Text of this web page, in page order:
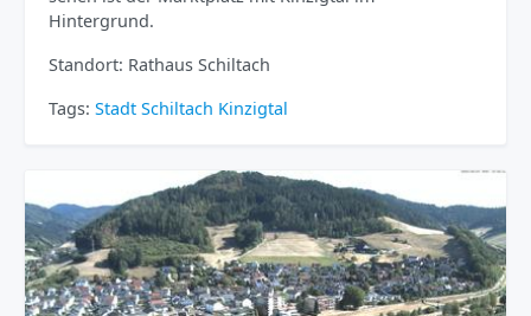
Hintergrund.
Standort: Rathaus Schiltach
Tags: Stadt Schiltach Kinzigtal